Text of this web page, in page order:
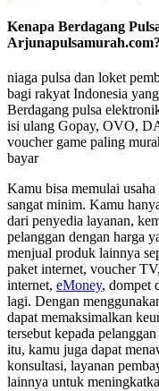
Kenapa Berdagang
Arjunapulsamurah.com?
niaga pulsa dan loket
bagi rakyat Indonesia
Berdagang pulsa
isi ulang Gopay, OVO,
voucher game paling
bayar
Kamu bisa memulai usaha
sangat minim. Kamu
dari penyedia layanan,
pelanggan dengan harga
menjual produk lainnya
paket internet, voucher
internet, eMoney, dompet
lagi. Dengan
dapat memaksimalkan
tersebut kepada
itu, kamu juga dapat
konsultasi, layanan
lainnya untuk